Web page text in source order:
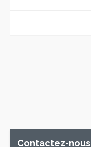
Contactez-nous